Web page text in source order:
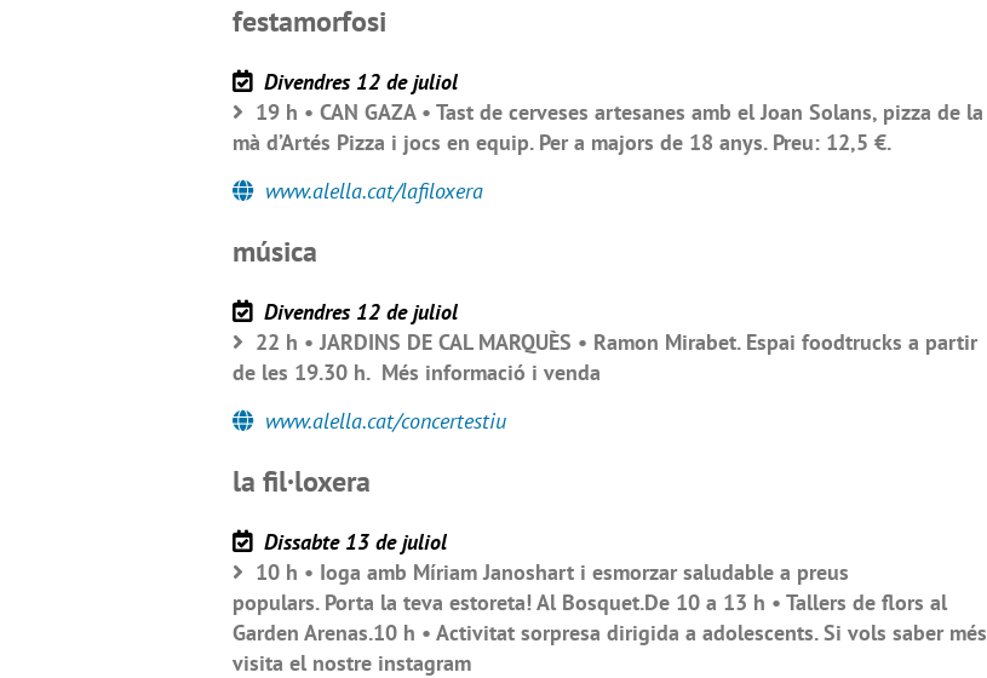
festamorfosi
Divendres 12 de juliol
19 h • CAN GAZA • Tast de cerveses artesanes amb el Joan Solans, pizza de la
mà d’Artés Pizza i jocs en equip. Per a majors de 18 anys. Preu: 12,5 €.
www.alella.cat/lafiloxera
música
Divendres 12 de juliol
22 h • JARDINS DE CAL MARQUÈS • Ramon Mirabet. Espai foodtrucks a partir
de les 19.30 h. Més informació i venda
www.alella.cat/concertestiu
la fil·loxera
Dissabte 13 de juliol
10 h • Ioga amb Míriam Janoshart i esmorzar saludable a preus
populars. Porta la teva estoreta! Al Bosquet.De 10 a 13 h • Tallers de flors al
Garden Arenas.10 h • Activitat sorpresa dirigida a adolescents. Si vols saber més
visita el nostre instagram